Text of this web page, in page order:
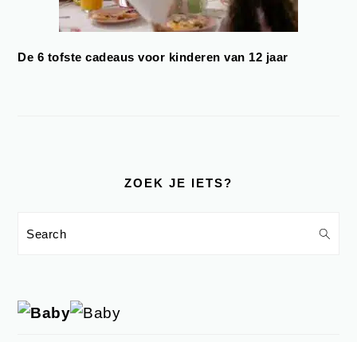
De 6 tofste cadeaus voor kinderen van 12 jaar
ZOEK JE IETS?
Search